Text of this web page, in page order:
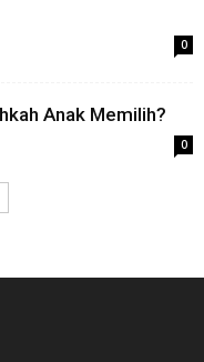
0
Anak Memilih?
0